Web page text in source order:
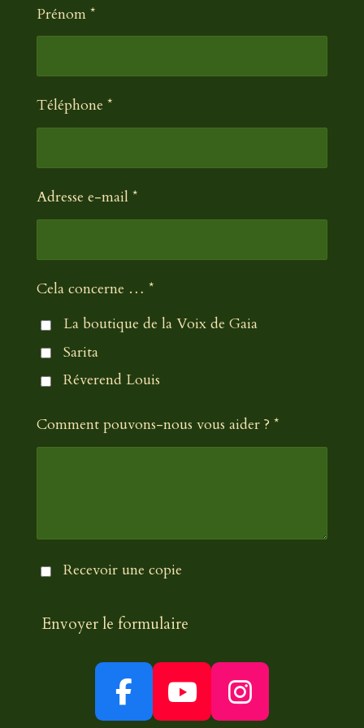
:
0
o
i
i
n
Prénom *
Téléphone *
Adresse e-mail *
Cela concerne … *
La boutique de la Voix de Gaia
Sarita
Réverend Louis
Comment pouvons-nous vous aider ? *
Recevoir une copie
Envoyer le formulaire
F
Y
I